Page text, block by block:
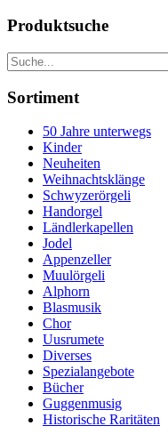
Produktsuche
Sortiment
50 Jahre unterwegs
Kinder
Neuheiten
Weihnachtsklänge
Schwyzerörgeli
Handorgel
Ländlerkapellen
Jodel
Appenzeller
Muulörgeli
Alphorn
Blasmusik
Chor
Uusrumete
Diverses
Spezialangebote
Bücher
Guggenmusig
Historische Raritäten